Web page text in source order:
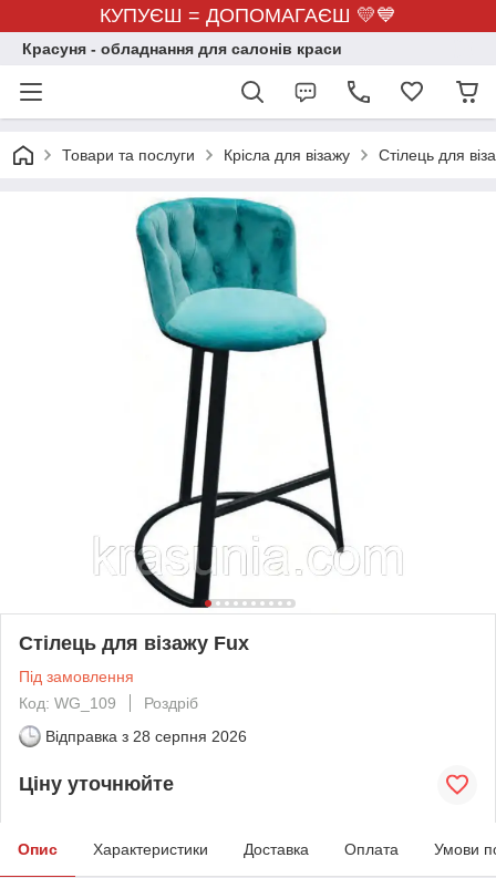
КУПУЄШ = ДОПОМАГАЄШ 💛💙
Красуня - обладнання для салонів краси
Товари та послуги Крісла для візажу Стілець для
Стілець для візажу Fux
Під замовлення
Код: WG_109
Роздріб
Відправка з 28 серпня 2026
Ціну уточнюйте
Опис Характеристики Доставка Оплата Умови